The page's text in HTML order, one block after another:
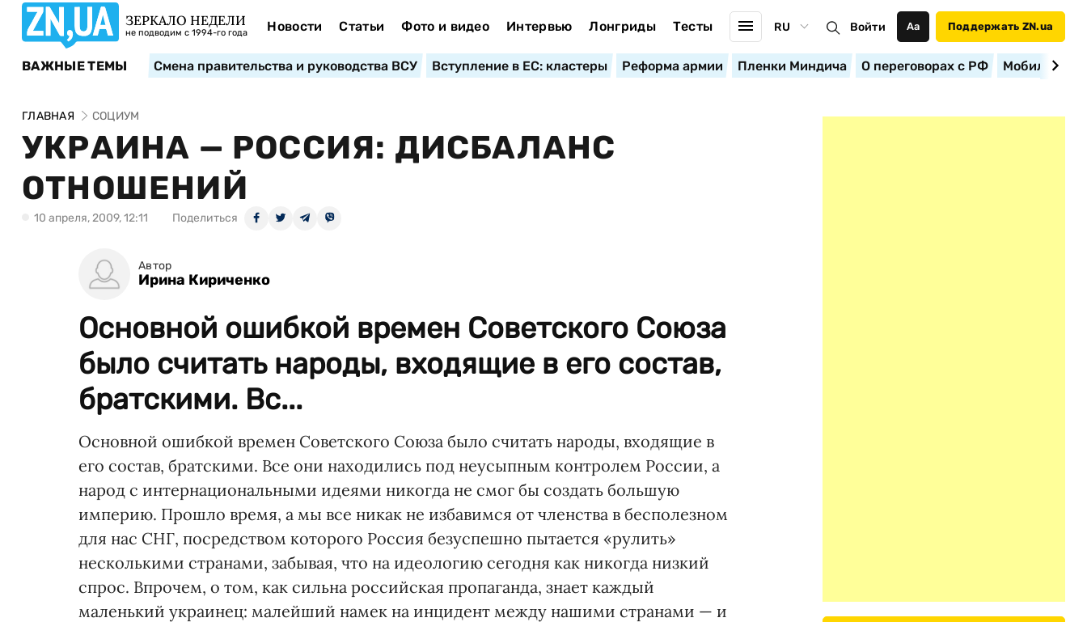
ЗЕРКАЛО НЕДЕЛИ
не подводим с 1994-го года Новости Статьи Фото и видео Интервью Лонгриды Тесты RU Войти Аа Поддержать ZN.ua
ВАЖНЫЕ ТЕМЫ Смена правительства и руководства ВСУ Вступление в ЕС: кластеры Реформа армии Пленки Миндича О переговорах с РФ
ГЛАВНАЯ СОЦИУМ
УКРАИНА — РОССИЯ: ДИСБАЛАНС
ОТНОШЕНИЙ
10 апреля, 2009, 12:11 Поделиться
Автор
Ирина Кириченко
Основной ошибкой времен Советского Союза
было считать народы, входящие в его состав,
братскими. Вс...
Основной ошибкой времен Советского Союза было считать народы, входящие в
его состав, братскими. Все они находились под неусыпным контролем России, а
народ с интернациональными идеями никогда не смог бы создать большую
империю. Прошло время, а мы все никак не избавимся от членства в бесполезном
для нас СНГ, посредством которого Россия безуспешно пытается «рулить»
несколькими странами, забывая, что на идеологию сегодня как никогда низкий
спрос. Впрочем, о том, как сильна российская пропаганда, знает каждый
маленький украинец: малейший намек на инцидент между нашими странами — и